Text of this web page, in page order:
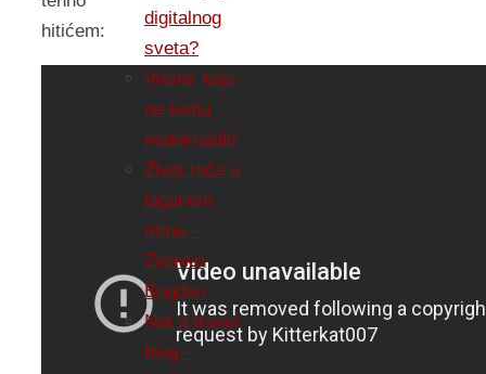
hitićem:
digitalnog
sveta?
Vreme koje
ne treba
nadoknaditi
Život teče u
laganom
ritmu –
Zvonko
Bogdan
Not a travel
blog –